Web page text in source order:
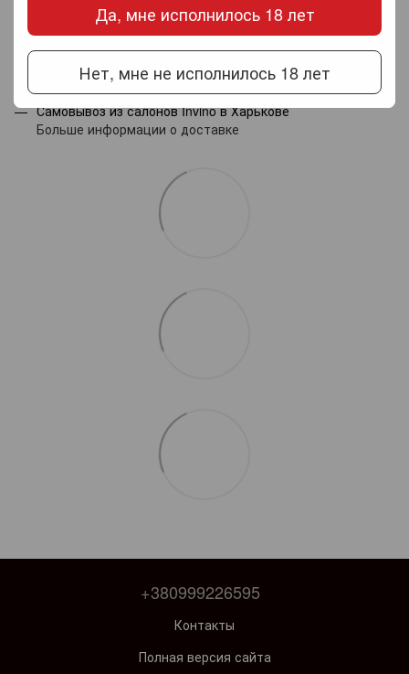
Да, мне исполнилось 18 лет
Нет, мне не исполнилось 18 лет
Доставка Оплата Гарантия
Новой почтой по Украине — по тарифам перевозчика.
Самовывоз из салонов Invino в Харькове
Больше информации о доставке
+380999226595
Контакты
Полная версия сайта